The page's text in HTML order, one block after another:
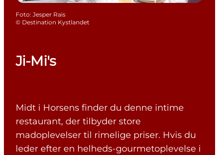
Ji-Mi's
Midt i Horsens finder du denne intime
restaurant, der tilbyder store
madoplevelser til rimelige priser. Hvis du
leder efter en helheds-gourmetoplevelse i
Foto: Jesper Rais
© Destination Kystlandet